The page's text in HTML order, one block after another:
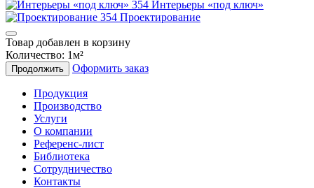
Интерьеры «под ключ»
Проектирование
Товар добавлен в корзину
Количество: 1м²
Продолжить Оформить заказ
Продукция
Производство
Услуги
О компании
Референс-лист
Библиотека
Сотрудничество
Контакты